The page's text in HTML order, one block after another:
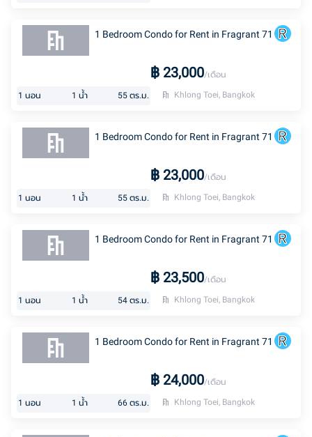
1 Bedroom Condo for Rent in Fragrant 71
฿ 23,000/เดือน
1 นอน 1 น้ำ 55 ตร.ม. Khlong Toei, Bangkok
1 Bedroom Condo for Rent in Fragrant 71
฿ 23,000/เดือน
1 นอน 1 น้ำ 55 ตร.ม. Khlong Toei, Bangkok
1 Bedroom Condo for Rent in Fragrant 71
฿ 23,500/เดือน
1 นอน 1 น้ำ 54 ตร.ม. Khlong Toei, Bangkok
1 Bedroom Condo for Rent in Fragrant 71
฿ 24,000/เดือน
1 นอน 1 น้ำ 66 ตร.ม. Khlong Toei, Bangkok